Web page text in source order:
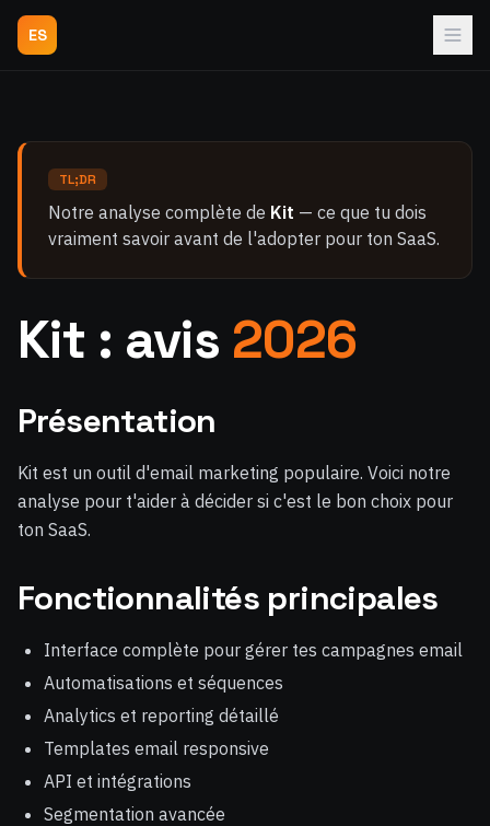
ES
TL;DR
Notre analyse complète de Kit — ce que tu dois
vraiment savoir avant de l'adopter pour ton SaaS.
Kit : avis 2026
Présentation
Kit est un outil d'email marketing populaire. Voici notre
analyse pour t'aider à décider si c'est le bon choix pour
ton SaaS.
Fonctionnalités principales
Interface complète pour gérer tes campagnes email
Automatisations et séquences
Analytics et reporting détaillé
Templates email responsive
API et intégrations
Segmentation avancée